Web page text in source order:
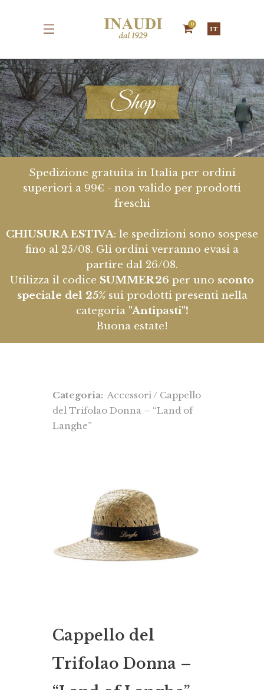
0
IT
Shop
Spedizione gratuita in Italia per ordini
superiori a 99€ - non valido per prodotti
freschi
CHIUSURA ESTIVA: le spedizioni sono sospese
fino al 25/08. Gli ordini verranno evasi a
partire dal 26/08.
Utilizza il codice SUMMER26 per uno sconto
speciale del 25%sui prodotti presenti nella
categoria "Antipasti"!
Buona estate!
Categoria: Accessori/ Cappello
del Trifolao Donna – “Land of
Langhe”
Cappello del
Trifolao Donna –